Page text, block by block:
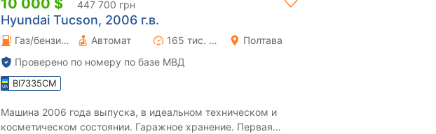
10 000 $ 447 700 грн
Hyundai Tucson, 2006 г.в.
Газ/бензин 2 л. Автомат 165 тис. км
Полтава
Проверено по номеру по базе МВД
BI7335CM
Машина 2006 года выпуска, в идеальном техническом и
косметическом состоянии. Гаражное хранение. Первая